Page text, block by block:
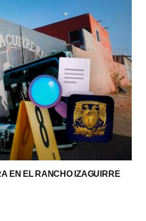
EN EL RANCHO IZAGUIRRE